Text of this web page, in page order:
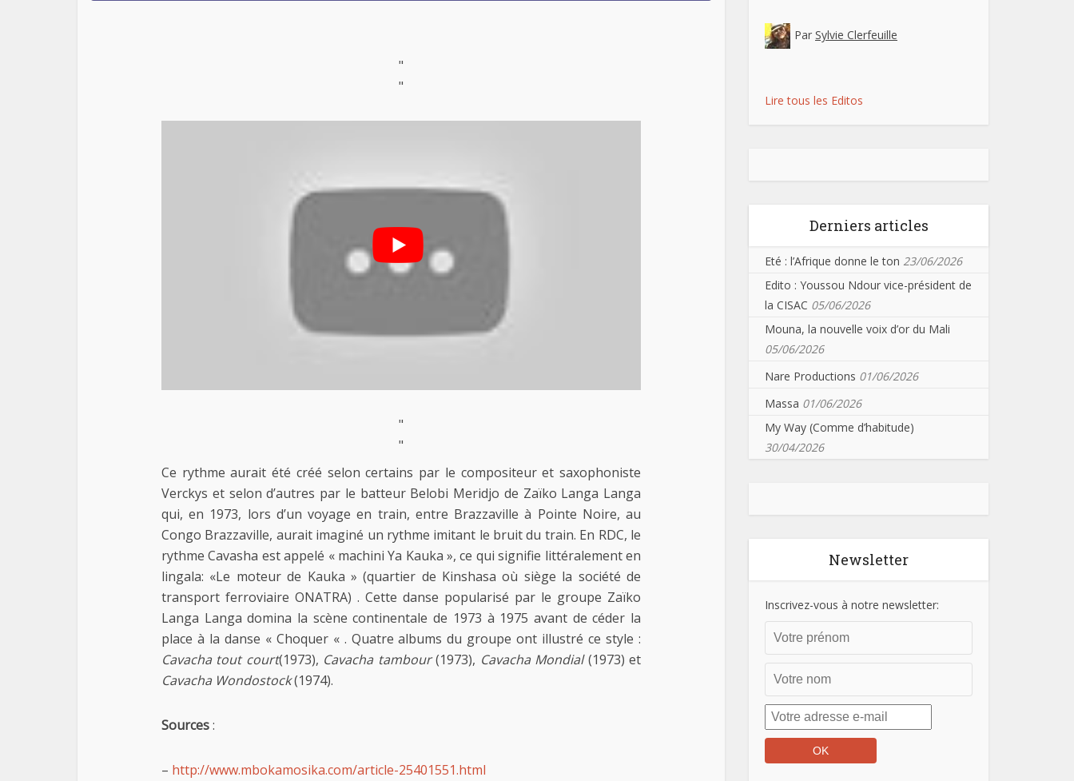
"
"
"
"
Ce rythme aurait été créé selon certains par le compositeur et saxophoniste
Verckys et selon d’autres par le batteur Belobi Meridjo de Zaïko Langa Langa
qui, en 1973, lors d’un voyage en train, entre Brazzaville à Pointe Noire, au
Congo Brazzaville, aurait imaginé un rythme imitant le bruit du train. En RDC, le
rythme Cavasha est appelé « machini Ya Kauka », ce qui signifie littéralement en
lingala: «Le moteur de Kauka » (quartier de Kinshasa où siège la société de
transport ferroviaire ONATRA) . Cette danse popularisé par le groupe Zaïko
Langa Langa domina la scène continentale de 1973 à 1975 avant de céder la
place à la danse « Choquer « . Quatre albums du groupe ont illustré ce style :
Cavacha tout court(1973), Cavacha tambour(1973), Cavacha Mondial(1973) et
Cavacha Wondostock(1974).
Sources:
– http://www.mbokamosika.com/article-25401551.html
Par Sylvie Clerfeuille
Lire tous les Editos
Derniers articles
Eté : l’Afrique donne le ton 23/06/2026
Edito : Youssou Ndour vice-président de
la CISAC 05/06/2026
Mouna, la nouvelle voix d’or du Mali
05/06/2026
Nare Productions 01/06/2026
Massa 01/06/2026
My Way (Comme d’habitude)
30/04/2026
Newsletter
Inscrivez-vous à notre newsletter: